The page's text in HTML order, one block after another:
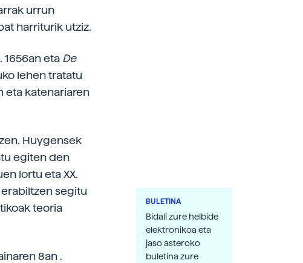
urrun
harriturik utziz.
eta De
lehen tratatu
eta katenariaren
Huygensek
egiten den
lortu eta XX.
segitu
teoria
8an .
BULETINA
Bidali zure helbide
elektronikoa eta
jaso asteroko
buletina zure